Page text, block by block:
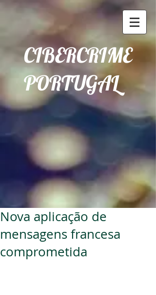
CIBERCRIME
PORTUGAL
Nova aplicação de
mensagens francesa
comprometida